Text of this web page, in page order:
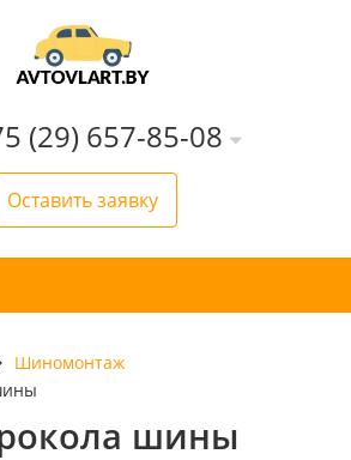
(29) 657-85-08
Оставить заявку
Шиномонтаж
шины